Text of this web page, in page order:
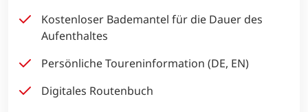
Kostenloser Bademantel für die Dauer des
Aufenthaltes
Persönliche Toureninformation (DE, EN)
Digitales Routenbuch